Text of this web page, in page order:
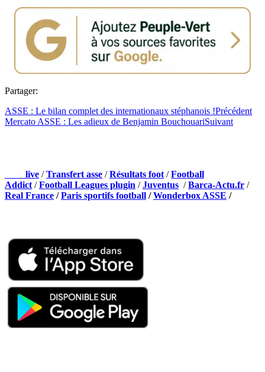
Partager:
ASSE : Le bilan complet des internationaux stéphanois !Précédent
Mercato ASSE : Les adieux de Benjamin BouchouariSuivant
live /Transfert asse /Résultats foot /Football
Addict /Football Leagues plugin /Juventus /Barca-Actu.fr /
Real France /Paris sportifs football /Wonderbox ASSE /